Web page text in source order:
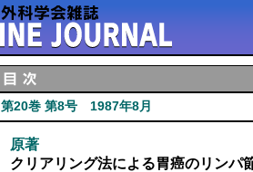
第20巻 第8号 1987年8月
原著
クリアリング法による胃癌のリン